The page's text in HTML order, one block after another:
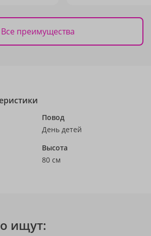
Все преимущества
Повод
День детей
Высота
80 см
ищут: